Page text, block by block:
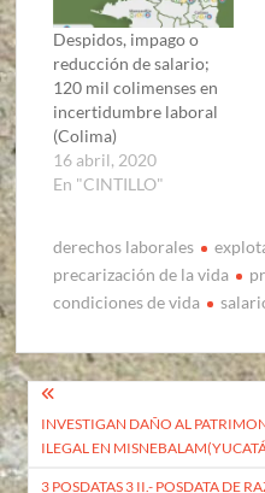
Despidos, impago o
reducción de salario;
120 mil colimenses en
incertidumbre laboral
(Colima)
16 abril, 2020
En "CINTILLO"
derechos laborales
precarización de la vida
condiciones de vida
Navegación
de
entradas
INVESTIGAN DAÑO AL
ILEGAL EN
3 POSDATAS 3 II.- POSDATA DE